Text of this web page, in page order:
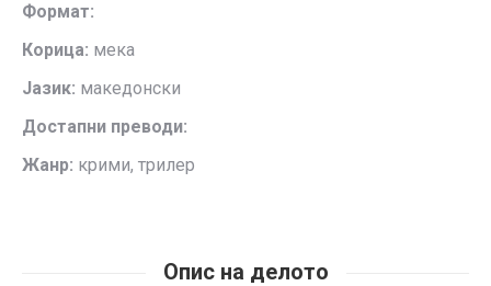
Формат:
Корица: мека
Јазик: македонски
Достапни преводи:
Жанр: крими, трилер
Опис на делото